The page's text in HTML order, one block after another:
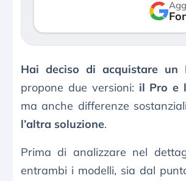
Hai deciso di acquistare un
propone due versioni: il Pro e
ma anche differenze
l’altra soluzione.
Prima di analizzare nel
entrambi i modelli, sia dal